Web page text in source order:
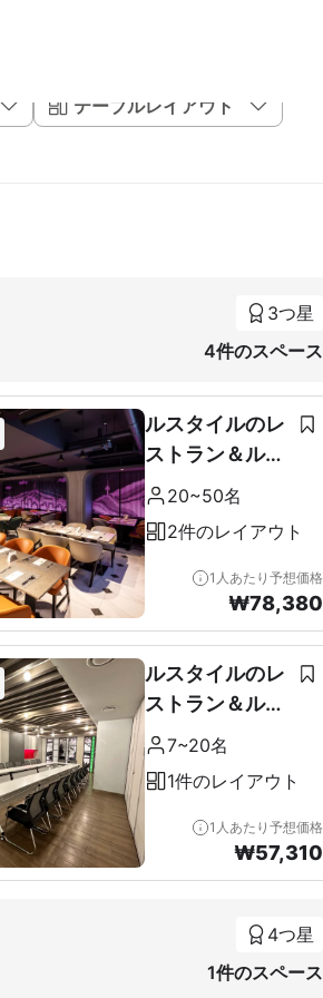
テーブルレイアウト
3つ星
4件のスペース
ルスタイルのレ
ストラン＆ルー
フトップ
20~50名
2件のレイアウト
1人あたり予想価格
₩78,380
ルスタイルのレ
ストラン＆ルー
フトップ
7~20名
1件のレイアウト
1人あたり予想価格
₩57,310
4つ星
1件のスペース